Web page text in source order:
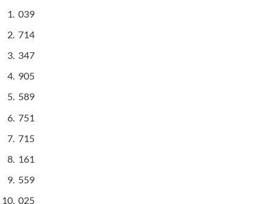
039
714
347
905
589
751
715
161
559
025